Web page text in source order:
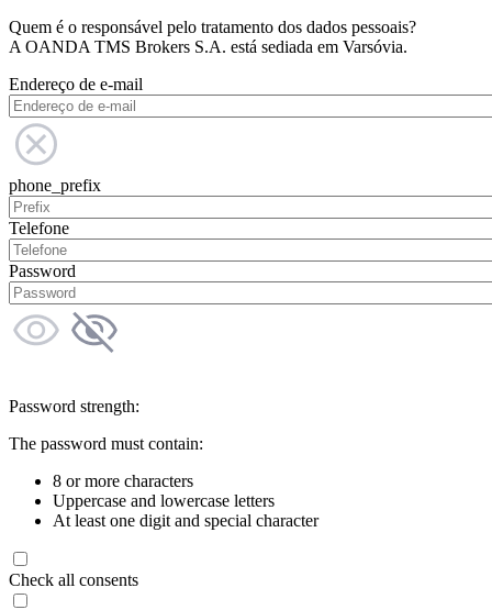
Quem é o responsável pelo tratamento dos dados pessoais?
A OANDA TMS Brokers S.A. está sediada em Varsóvia.
Endereço de e-mail
phone_prefix
Telefone
Password
Password strength:
The password must contain:
8 or more characters
Uppercase and lowercase letters
At least one digit and special character
Check all consents